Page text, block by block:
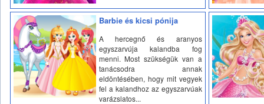
Barbie és kicsi pónija
A hercegnő és aranyos
egyszarvúja kalandba fog
menni. Most szükségük van a
tanácsodra annak
eldöntésében, hogy mit vegyek
fel a kalandhoz az egyszarvúak
varázslatos...